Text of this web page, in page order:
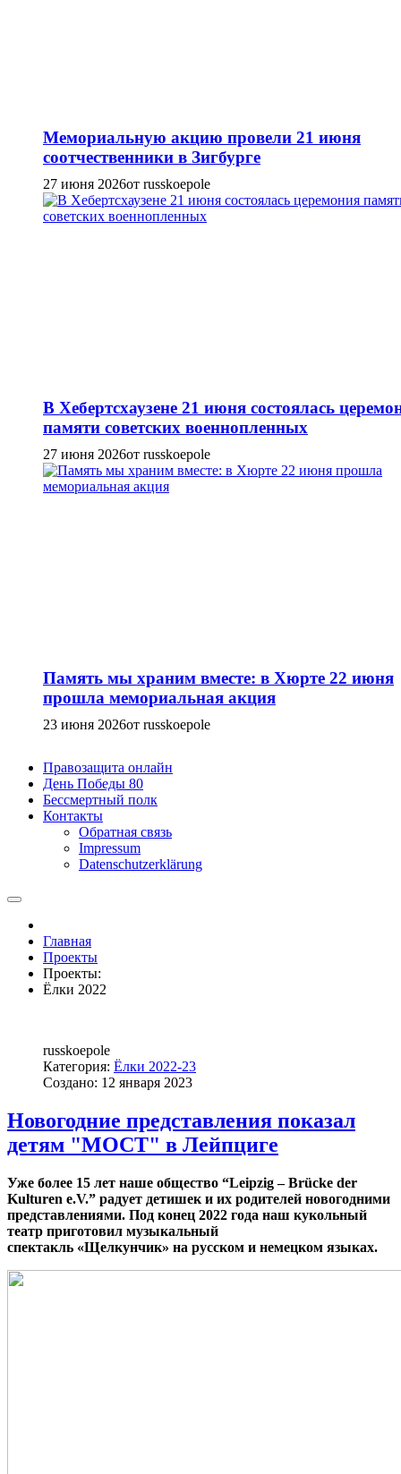
Мемориальную акцию провели 21 июня
соотчественники в Зигбурге
27 июня 2026от russkoepole
В Хебертсхаузене 21 июня состоялась
памяти советских военнопленных
27 июня 2026от russkoepole
Память мы храним вместе: в Хюрте 22 июня
прошла мемориальная акция
23 июня 2026от russkoepole
Правозащита онлайн
День Победы 80
Бессмертный полк
Контакты
Обратная связь
Impressum
Datenschutzerklärung
Главная
Проекты
Проекты:
Ёлки 2022
russkoepole
Категория: Ёлки 2022-23
Создано: 12 января 2023
Новогодние представления показал
детям "МОСТ" в Лейпциге
Уже более 15 лет наше общество “Leipzig–Brücke der
Kulturen e.V.” радует детишек и их родителей новогодними
представлениями. Под конец 2022 года наш кукольный
театр приготовил музыкальный
спектакль «Щелкунчик» на русском и немецком языках.